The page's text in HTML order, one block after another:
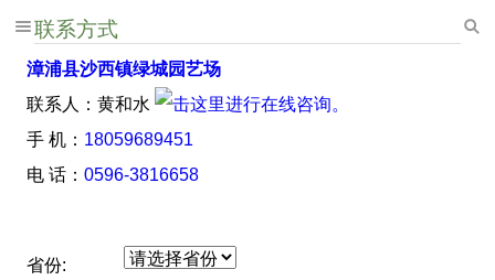
联系方式
漳浦县沙西镇绿城园艺场
联系人：黄和水
手 机： 18059689451
电 话： 0596-3816658
省份: